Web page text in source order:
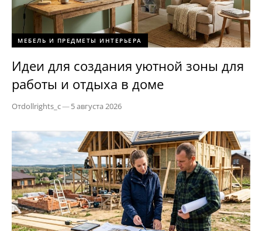
МЕБЕЛЬ И ПРЕДМЕТЫ ИНТЕРЬЕРА
Идеи для создания уютной зоны для
работы и отдыха в доме
Отdollrights_c—5 августа 2026